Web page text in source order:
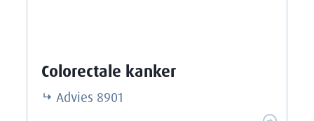
Colorectale kanker
Advies 8901